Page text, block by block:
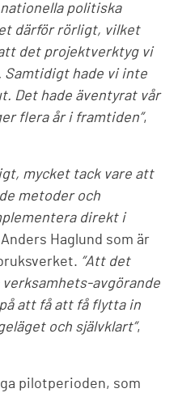
politiska
därför rörligt, vilket
det projektverktyg vi
Samtidigt hade vi inte
Det hade äventyrat vår
flera år i framtiden”,
mycket tack vare att
metoder och
direkt i
Haglund som är
”Att det
verksamhets-avgörande
att få att få flytta in
och självklart”,
pilotperioden, som